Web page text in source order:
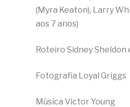
(Myra Keaton), Larry
aos 7 anos)
Roteiro Sidney Sheldon
Fotografia Loyal Griggs
Música Victor Young